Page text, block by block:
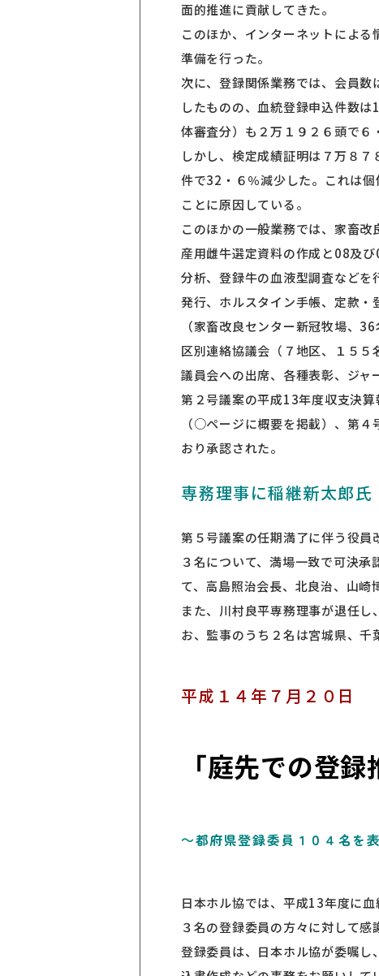
面的推進に貢献してきた。
このほか、インターネットによ
準備を行った。
次に、登録関係業務では、会員
したものの、血統登録申込件数
体審査分）も２万１９２６頭で６
しかし、検定成績証明は７万８
件で32・６％減少した。これは
ことに原因している。
このほかの一般業務では、家畜
産用雌牛選定資料の作成と08及
分析、登録牛の血液型調査など
発行、ホルスタイン手帳、定款
（家畜改良センター新冠牧場、
区別連絡協議会（７地区、１５
議員会への出席、各種表彰、ジャ
第２号議案の平成13年度収支決
（○ページに概要を掲載）、第
おり承認された。
専務理事に稲継新太郎氏
第５号議案の任期満了に伴う役
３名について、満場一致で可決
て、高島照治会長、北良治、山崎
また、川村良平専務理事が退任
お、監事のうち２名は宮城県、千
平成１４年７月２０日
「庭先での登録
～都府県登録委員１０４名を
日本ホル協では、平成13年度に
３名の登録委員の方々に対して感
登録委員は、日本ホル協が委嘱